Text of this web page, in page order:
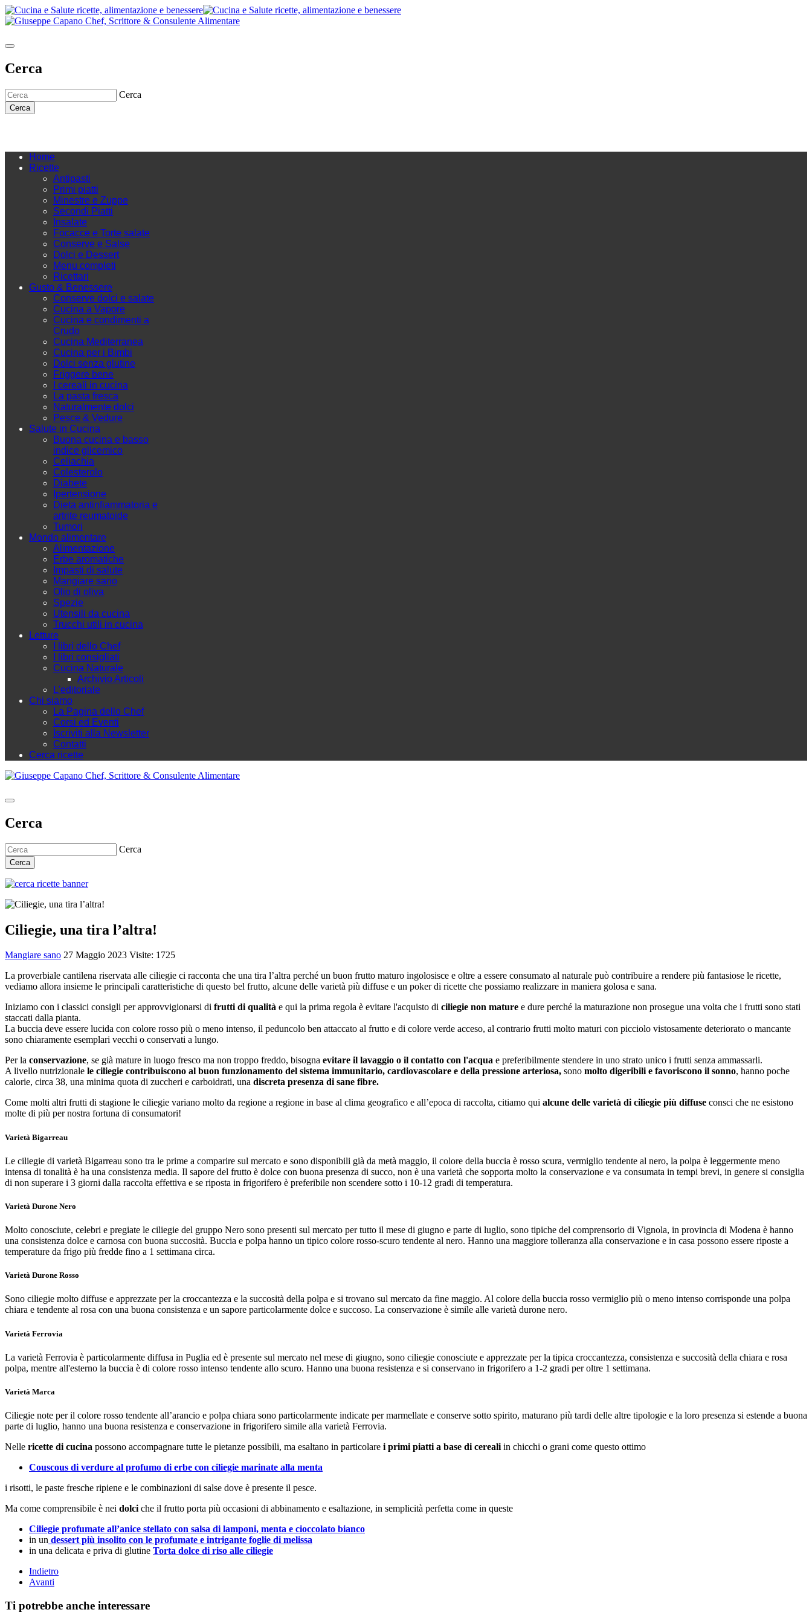
Cerca
Cerca
Cerca
Home
Ricette
Antipasti
Primi piatti
Minestre e Zuppe
Secondi Piatti
Insalate
Focacce e Torte salate
Conserve e Salse
Dolci e Dessert
Menu completi
Ricettari
Gusto & Benessere
Conserve dolci e salate
Cucina a Vapore
Cucina e condimenti a
Crudo
Cucina Mediterranea
Cucina per i Bimbi
Dolci senza glutine
Friggere bene
I cereali in cucina
La pasta fresca
Naturalmente dolci
Pesce & Vedure
Salute in Cucina
Buona cucina e basso
indice glicemico
Celiachia
Colesterolo
Diabete
Ipertensione
Dieta antinfiammatoria e
artrite reumatoide
Tumori
Mondo alimentare
Alimentazione
Erbe aromatiche
Impasti di salute
Mangiare sano
Olio di oliva
Spezie
Utensili da cucina
Trucchi utili in cucina
Letture
I libri dello Chef
I libri consigliati
Cucina Naturale
Archivio Articoli
L'editoriale
Chi siamo
La Pagina dello Chef
Corsi ed Eventi
Iscriviti alla Newsletter
Contatti
Cerca ricette
Cerca
Cerca
Cerca
Ciliegie, una tira l’altra!
Mangiare sano 27 Maggio 2023 Visite: 1725
La proverbiale cantilena riservata alle ciliegie ci racconta che una tira l’altra perché un buon frutto maturo ingolosisce e oltre a essere consumato al naturale può contribuire a rendere più fantasiose le ricette,
vediamo allora insieme le principali caratteristiche di questo bel frutto, alcune delle varietà più diffuse e un poker di ricette che possiamo realizzare in maniera golosa e sana.
Iniziamo con i classici consigli per approvvigionarsi di frutti di qualità e qui la prima regola è evitare l'acquisto di ciliegie non mature e dure perché la maturazione non prosegue una volta che i frutti sono stati
staccati dalla pianta.
La buccia deve essere lucida con colore rosso più o meno intenso, il peduncolo ben attaccato al frutto e di colore verde acceso, al contrario frutti molto maturi con picciolo vistosamente deteriorato o mancante
sono chiaramente esemplari vecchi o conservati a lungo.
Per la conservazione, se già mature in luogo fresco ma non troppo freddo, bisogna evitare il lavaggio o il contatto con l'acqua e preferibilmente stendere in uno strato unico i frutti senza ammassarli.
A livello nutrizionale le ciliegie contribuiscono al buon funzionamento del sistema immunitario, cardiovascolare e della pressione arteriosa, sono molto digeribili e favoriscono il sonno, hanno poche
calorie, circa 38, una minima quota di zuccheri e carboidrati, una discreta presenza di sane fibre.
Come molti altri frutti di stagione le ciliegie variano molto da regione a regione in base al clima geografico e all’epoca di raccolta, citiamo qui alcune delle varietà di ciliegie più diffuse consci che ne esistono
molte di più per nostra fortuna di consumatori!
Varietà Bigarreau
Le ciliegie di varietà Bigarreau sono tra le prime a comparire sul mercato e sono disponibili già da metà maggio, il colore della buccia è rosso scura, vermiglio tendente al nero, la polpa è leggermente meno
intensa di tonalità è ha una consistenza media. Il sapore del frutto è dolce con buona presenza di succo, non è una varietà che sopporta molto la conservazione e va consumata in tempi brevi, in genere si consiglia
di non superare i 3 giorni dalla raccolta effettiva e se riposta in frigorifero è preferibile non scendere sotto i 10-12 gradi di temperatura.
Varietà Durone Nero
Molto conosciute, celebri e pregiate le ciliegie del gruppo Nero sono presenti sul mercato per tutto il mese di giugno e parte di luglio, sono tipiche del comprensorio di Vignola, in provincia di Modena è hanno
una consistenza dolce e carnosa con buona succosità. Buccia e polpa hanno un tipico colore rosso-scuro tendente al nero. Hanno una maggiore tolleranza alla conservazione e in casa possono essere riposte a
temperature da frigo più fredde fino a 1 settimana circa.
Varietà Durone Rosso
Sono ciliegie molto diffuse e apprezzate per la croccantezza e la succosità della polpa e si trovano sul mercato da fine maggio. Al colore della buccia rosso vermiglio più o meno intenso corrisponde una polpa
chiara e tendente al rosa con una buona consistenza e un sapore particolarmente dolce e succoso. La conservazione è simile alle varietà durone nero.
Varietà Ferrovia
La varietà Ferrovia è particolarmente diffusa in Puglia ed è presente sul mercato nel mese di giugno, sono ciliegie conosciute e apprezzate per la tipica croccantezza, consistenza e succosità della chiara e rosa
polpa, mentre all'esterno la buccia è di colore rosso intenso tendente allo scuro. Hanno una buona resistenza e si conservano in frigorifero a 1-2 gradi per oltre 1 settimana.
Varietà Marca
Ciliegie note per il colore rosso tendente all’arancio e polpa chiara sono particolarmente indicate per marmellate e conserve sotto spirito, maturano più tardi delle altre tipologie e la loro presenza si estende a buona
parte di luglio, hanno una buona resistenza e conservazione in frigorifero simile alla varietà Ferrovia.
Nelle ricette di cucina possono accompagnare tutte le pietanze possibili, ma esaltano in particolare i primi piatti a base di cereali in chicchi o grani come questo ottimo
Couscous di verdure al profumo di erbe con ciliegie marinate alla menta
i risotti, le paste fresche ripiene e le combinazioni di salse dove è presente il pesce.
Ma come comprensibile è nei dolci che il frutto porta più occasioni di abbinamento e esaltazione, in semplicità perfetta come in queste
Ciliegie profumate all’anice stellato con salsa di lamponi, menta e cioccolato bianco
in un dessert più insolito con le profumate e intrigante foglie di melissa
in una delicata e priva di glutine Torta dolce di riso alle ciliegie
Indietro
Avanti
Ti potrebbe anche interessare